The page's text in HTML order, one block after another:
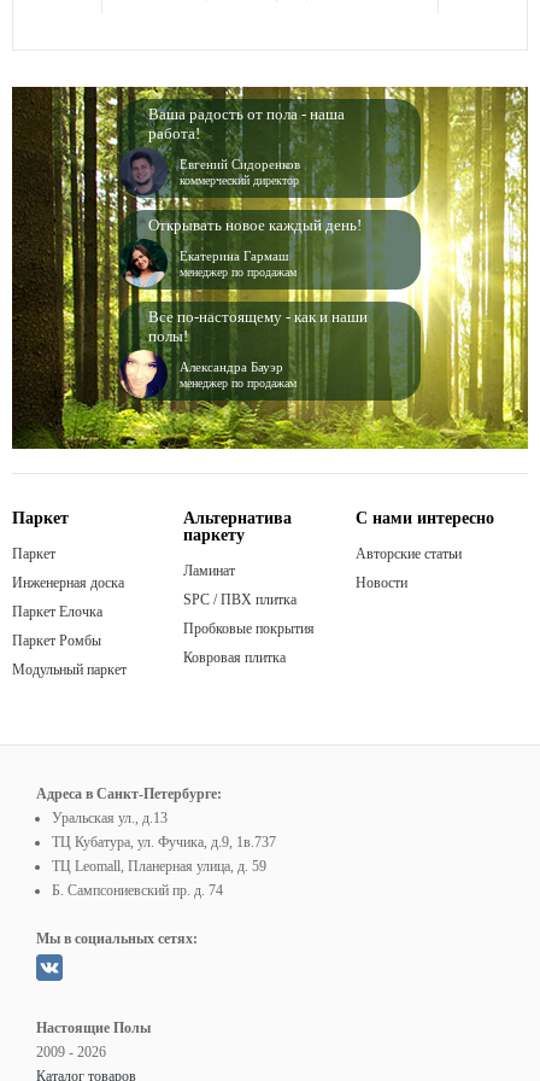
Ваша радость от пола - наша
работа!
Евгений Сидоренков
коммерческий директор
Открывать новое каждый день!
Екатерина Гармаш
менеджер по продажам
Все по-настоящему - как и наши
полы!
Александра Бауэр
менеджер по продажам
Паркет
Паркет
Инженерная доска
Паркет Елочка
Паркет Ромбы
Модульный паркет
Альтернатива
паркету
Ламинат
SPC / ПВХ плитка
Пробковые покрытия
Ковровая плитка
С нами интересно
Авторские статьи
Новости
Адреса в Санкт-Петербурге:
Уральская ул., д.13
ТЦ Кубатура, ул. Фучика, д.9, 1в.737
ТЦ Leomall, Планерная улица, д. 59
Б. Сампсониевский пр. д. 74
Мы в социальных сетях:
Настоящие Полы
2009 - 2026
Каталог товаров